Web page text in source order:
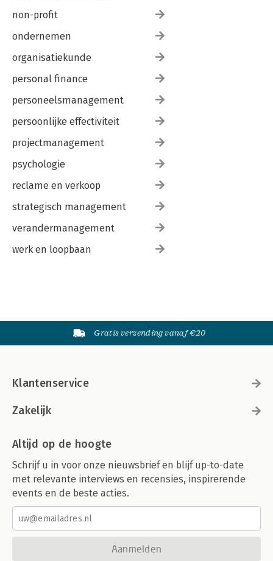
non-profit
ondernemen
organisatiekunde
personal finance
personeelsmanagement
persoonlijke effectiviteit
projectmanagement
psychologie
reclame en verkoop
strategisch management
verandermanagement
werk en loopbaan
Gratis verzending vanaf €20
Klantenservice
Zakelijk
Altijd op de hoogte
Schrijf u in voor onze nieuwsbrief en blijf up-to-date
met relevante interviews en recensies, inspirerende
events en de beste acties.
Aanmelden